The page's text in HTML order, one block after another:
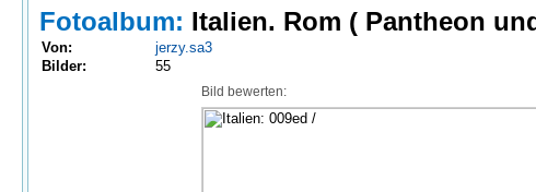
Fotoalbum: Italien. Rom ( Pantheon
Von:
jerzy.sa3
Bilder:
55
Bild bewerten: